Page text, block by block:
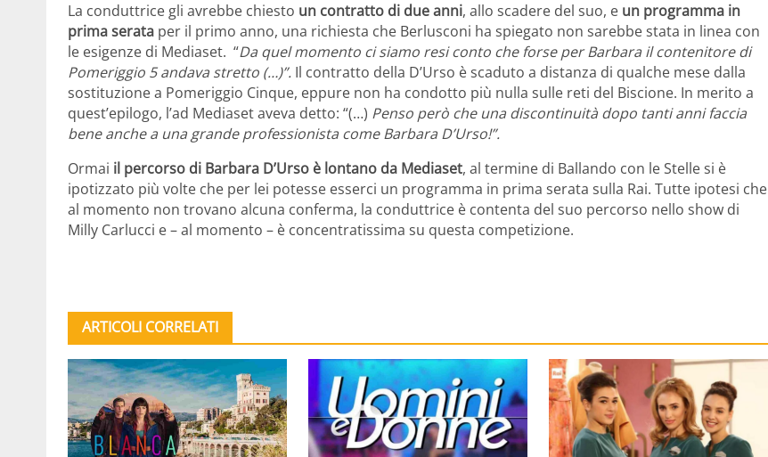
La conduttrice gli avrebbe chiesto un contratto di due anni, allo scadere del suo, e un programma in
prima serata per il primo anno, una richiesta che Berlusconi ha spiegato non sarebbe stata in linea con
le esigenze di Mediaset. “Da quel momento ci siamo resi conto che forse per Barbara il contenitore di
Pomeriggio 5 andava stretto (…)”. Il contratto della D’Urso è scaduto a distanza di qualche mese dalla
sostituzione a Pomeriggio Cinque, eppure non ha condotto più nulla sulle reti del Biscione. In merito a
quest’epilogo, l’ad Mediaset aveva detto: “(…) Penso però che una discontinuità dopo tanti anni faccia
bene anche a una grande professionista come Barbara D’Urso!”.
Ormai il percorso di Barbara D’Urso è lontano da Mediaset, al termine di Ballando con le Stelle si è
ipotizzato più volte che per lei potesse esserci un programma in prima serata sulla Rai. Tutte ipotesi che
al momento non trovano alcuna conferma, la conduttrice è contenta del suo percorso nello show di
Milly Carlucci e – al momento – è concentratissima su questa competizione.
ARTICOLI CORRELATI